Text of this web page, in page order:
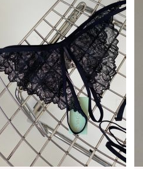
Нарядная накидка на руки
к платьям